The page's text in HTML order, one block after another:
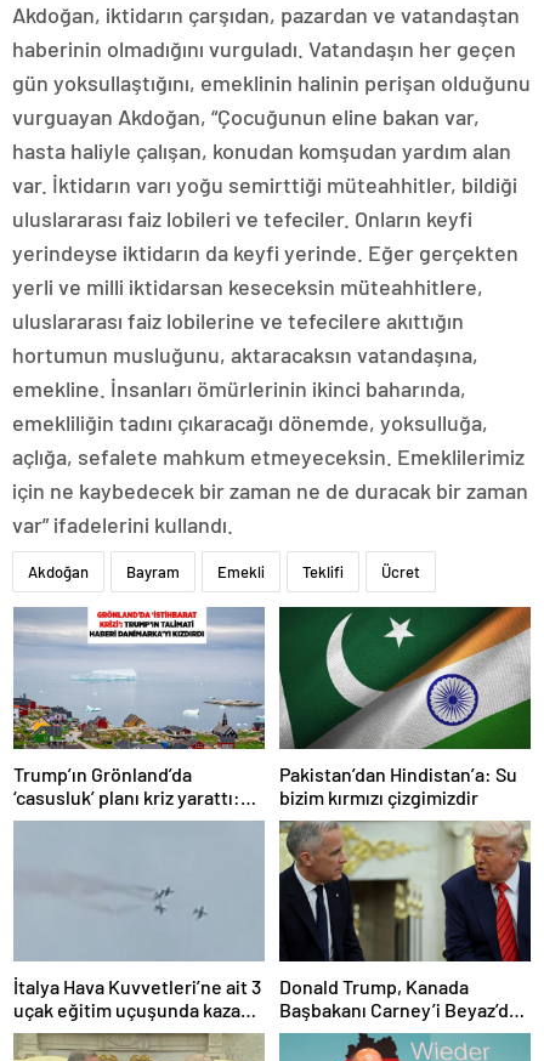
Akdoğan, iktidarın çarşıdan, pazardan ve vatandaştan
haberinin olmadığını vurguladı. Vatandaşın her geçen
gün yoksullaştığını, emeklinin halinin perişan olduğunu
vurguayan Akdoğan, “Çocuğunun eline bakan var,
hasta haliyle çalışan, konudan komşudan yardım alan
var. İktidarın varı yoğu semirttiği müteahhitler, bildiği
uluslararası faiz lobileri ve tefeciler. Onların keyfi
yerindeyse iktidarın da keyfi yerinde. Eğer gerçekten
yerli ve milli iktidarsan keseceksin müteahhitlere,
uluslararası faiz lobilerine ve tefecilere akıttığın
hortumun musluğunu, aktaracaksın vatandaşına,
emekline. İnsanları ömürlerinin ikinci baharında,
emekliliğin tadını çıkaracağı dönemde, yoksulluğa,
açlığa, sefalete mahkum etmeyeceksin. Emeklilerimiz
için ne kaybedecek bir zaman ne de duracak bir zaman
var” ifadelerini kullandı.
Akdoğan Bayram Emekli Teklifi Ücret
Trump’ın Grönland’da
‘casusluk’ planı kriz yarattı:
Danimarka ABD elçisini
Pakistan’dan Hindistan’a: Su
bizim kırmızı çizgimizdir
İtalya Hava Kuvvetleri’ne ait 3
uçak eğitim uçuşunda kaza
yaptı
Donald Trump, Kanada
Başbakanı Carney’i Beyaz’da
ağırladı